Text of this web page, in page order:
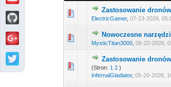
Zastosowanie
ElectricGamer, 07-13-2026,
0
Nowoczesne
MysticTitan3000 06-22-2026,
0
Zastosowanie
(Stron: 1 2 )
InfernalGladiator, 05-20-2026,